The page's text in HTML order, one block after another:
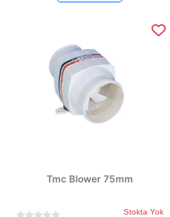
Tmc Blower 75mm
Stokta Yok